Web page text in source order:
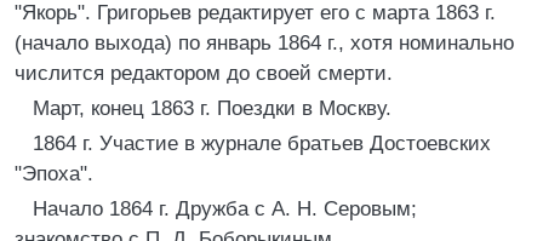
"Якорь". Григорьев редактирует его с марта 1863 г.
(начало выхода) по январь 1864 г., хотя номинально
числится редактором до своей смерти.
Март, конец 1863 г. Поездки в Москву.
1864 г. Участие в журнале братьев Достоевских
"Эпоха".
Начало 1864 г. Дружба с А. Н. Серовым;